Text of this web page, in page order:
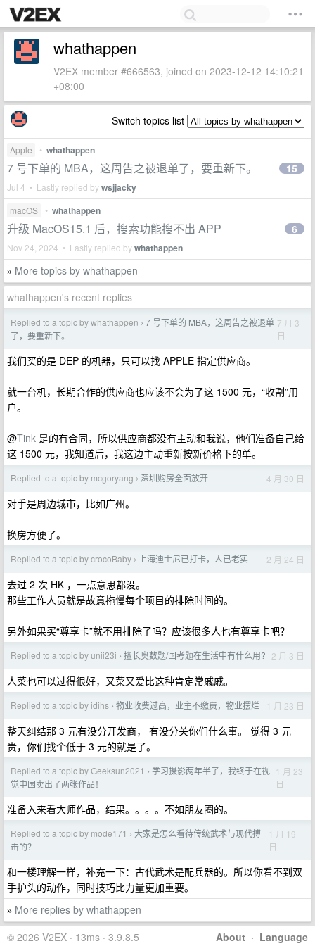
whathappen
V2EX member #666563, joined on 2023-12-12 14:10:21
+08:00
Switch topics list
Apple • whathappen
7 号下单的 MBA，这周告之被退单了，要重新下。
Jul 4 • Lastly replied bywsjjacky
15
macOS • whathappen
升级 MacOS15.1 后，搜索功能搜不出 APP
Nov 24, 2024 • Lastly replied bywhathappen
6
» More topics by whathappen
whathappen's recent replies
Replied to a topic by whathappen › 7 号下单的 MBA，这周告之被退单
了，要重新下。
7 月 3
日
我们买的是 DEP 的机器，只可以找 APPLE 指定供应商。
就一台机，长期合作的供应商也应该不会为了这 1500 元，“收割”用
户。
@Tink 是的有合同，所以供应商都没有主动和我说，他们准备自己给
这 1500 元，我知道后，我这边主动重新按新价格下的单。
Replied to a topic by mcgoryang › 深圳购房全面放开 4 月 30 日
对手是周边城市，比如广州。
换房方便了。
Replied to a topic by crocoBaby › 上海迪士尼已打卡，人已老实 2 月 24 日
去过 2 次 HK ，一点意思都没。
那些工作人员就是故意拖慢每个项目的排除时间的。
另外如果买“尊享卡”就不用排除了吗？应该很多人也有尊享卡吧？
Replied to a topic by unii23i › 擅长奥数题/国考题在生活中有什么用? 2 月 3 日
人菜也可以过得很好，又菜又爱比这种肯定常戚戚。
Replied to a topic by idihs › 物业收费过高，业主不缴费，物业摆烂 1 月 23 日
整天纠结那 3 元有没分开发商， 有没分关你们什么事。 觉得 3 元
贵，你们找个低于 3 元的就是了。
Replied to a topic by Geeksun2021 › 学习摄影两年半了，我终于在视
觉中国卖出了两张作品！
1 月 23
日
准备入来看大师作品，结果。。。。不如朋友圈的。
Replied to a topic by mode171 › 大家是怎么看待传统武术与现代搏
击的？
1 月 19
日
和一楼理解一样，补充一下：古代武术是配兵器的。所以你看不到双
手护头的动作，同时技巧比力量更加重要。
» More replies by whathappen
About · Language
© 2026 V2EX · 13ms · 3.9.8.5